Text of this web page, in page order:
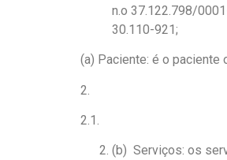
n.o 37.122.798/
30.110-921;
(a) Paciente: é o paciente
2.
2.1.
(b) Serviços: os